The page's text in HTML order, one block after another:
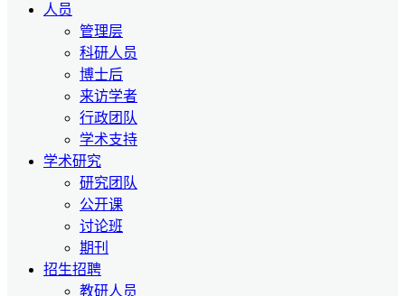
人员
管理层
科研人员
博士后
来访学者
行政团队
学术支持
学术研究
研究团队
公开课
讨论班
期刊
招生招聘
教研人员